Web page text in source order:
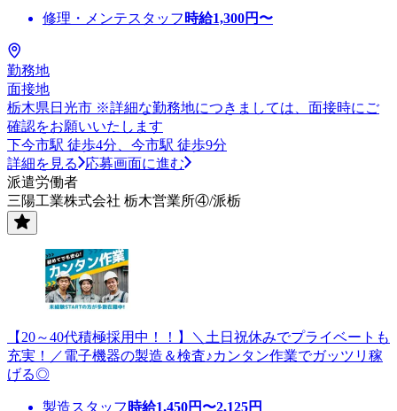
修理・メンテスタッフ 時給1,300円〜
勤務地
面接地
栃木県日光市 ※詳細な勤務地につきましては、面接時にご
確認をお願いいたします
下今市駅 徒歩4分、今市駅 徒歩9分
詳細を見る
応募画面に進む
派遣労働者
三陽工業株式会社 栃木営業所④/派栃
【20～40代積極採用中！！】＼土日祝休みでプライベートも
充実！／電子機器の製造＆検査♪カンタン作業でガッツリ稼
げる◎
製造スタッフ 時給1,450円〜2,125円